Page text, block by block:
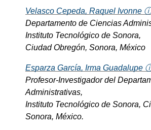
Velasco Cepeda, Raquel Ivonne
Departamento de Ciencias
Instituto Tecnológico de Sonora,
Ciudad Obregón, Sonora, México
Esparza García, Irma Guadalupe
Profesor-Investigador del
Administrativas,
Instituto Tecnológico de Sonora,
Sonora, México.